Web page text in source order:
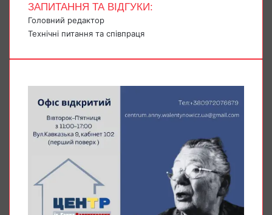
ЗАПИТАННЯ ТА ВІДГУКИ:
Головний редактор
Технічні питання та співпраця